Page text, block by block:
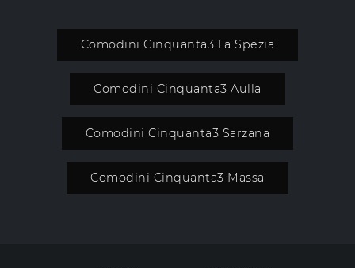
Comodini Cinquanta3 La Spezia
Comodini Cinquanta3 Aulla
Comodini Cinquanta3 Sarzana
Comodini Cinquanta3 Massa